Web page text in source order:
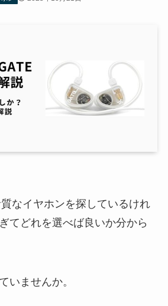
なイヤホンを探しているけれ
てどれを選べば良いか分から
いませんか。